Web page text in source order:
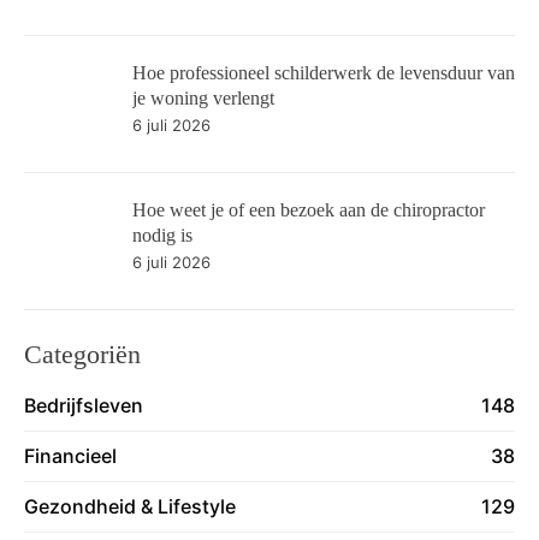
Hoe professioneel schilderwerk de levensduur van
je woning verlengt
6 juli 2026
Hoe weet je of een bezoek aan de chiropractor
nodig is
6 juli 2026
Categoriën
Bedrijfsleven 148
Financieel 38
Gezondheid & Lifestyle 129